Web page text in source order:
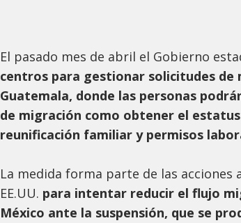
El pasado mes de abril el Gobierno
centros para gestionar solicitudes de
Guatemala, donde las personas
de migración como obtener el
reunificación familiar y permisos
La medida forma parte de las acciones
EE.UU. para intentar reducir el flujo
México ante la suspensión, que se